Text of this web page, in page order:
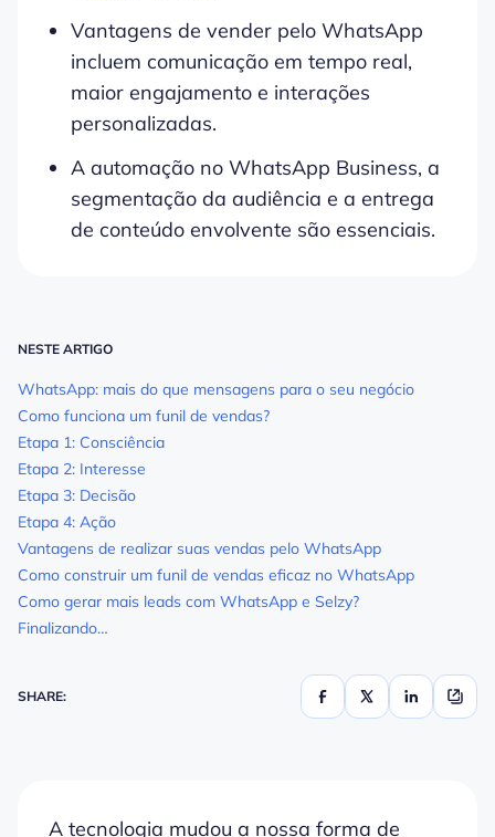
Vantagens de vender pelo WhatsApp
incluem comunicação em tempo real,
maior engajamento e interações
personalizadas.
A automação no WhatsApp Business, a
segmentação da audiência e a entrega
de conteúdo envolvente são essenciais.
NESTE ARTIGO
WhatsApp: mais do que mensagens para o seu negócio
Como funciona um funil de vendas?
Etapa 1: Consciência
Etapa 2: Interesse
Etapa 3: Decisão
Etapa 4: Ação
Vantagens de realizar suas vendas pelo WhatsApp
Como construir um funil de vendas eficaz no WhatsApp
Como gerar mais leads com WhatsApp e Selzy?
Finalizando…
SHARE:
A tecnologia mudou a nossa forma de